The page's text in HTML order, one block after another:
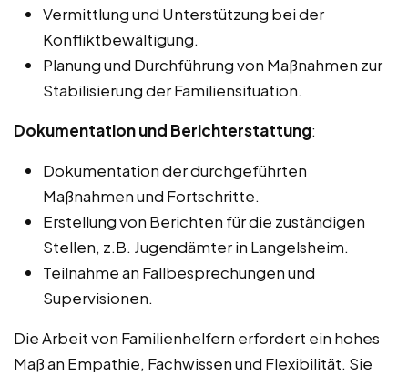
Vermittlung und Unterstützung bei der
Konfliktbewältigung.
Planung und Durchführung von Maßnahmen zur
Stabilisierung der Familiensituation.
Dokumentation und Berichterstattung:
Dokumentation der durchgeführten
Maßnahmen und Fortschritte.
Erstellung von Berichten für die zuständigen
Stellen, z.B. Jugendämter in Langelsheim.
Teilnahme an Fallbesprechungen und
Supervisionen.
Die Arbeit von Familienhelfern erfordert ein hohes
Maß an Empathie, Fachwissen und Flexibilität. Sie